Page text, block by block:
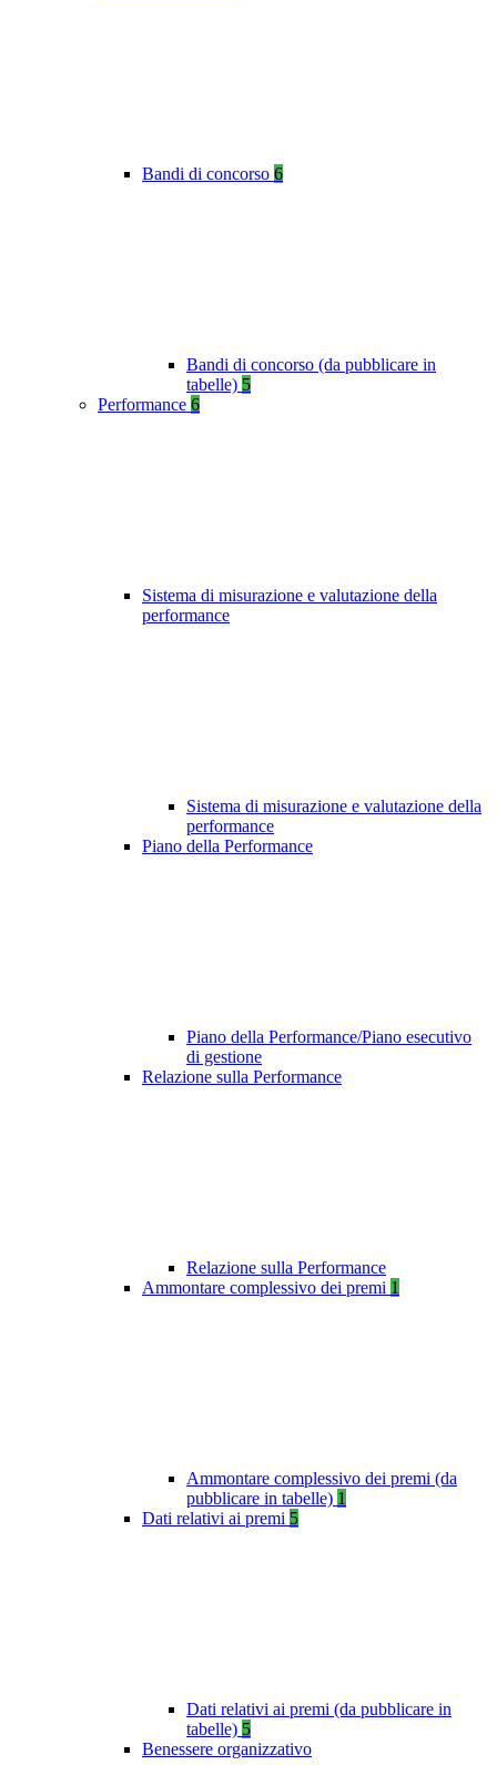
Bandi di concorso 6
Bandi di concorso (da pubblicare in
tabelle) 5
Performance 6
Sistema di misurazione e valutazione della
performance
Sistema di misurazione e valutazione della
performance
Piano della Performance
Piano della Performance/Piano esecutivo
di gestione
Relazione sulla Performance
Relazione sulla Performance
Ammontare complessivo dei premi 1
Ammontare complessivo dei premi (da
pubblicare in tabelle) 1
Dati relativi ai premi 5
Dati relativi ai premi (da pubblicare in
tabelle) 5
Benessere organizzativo